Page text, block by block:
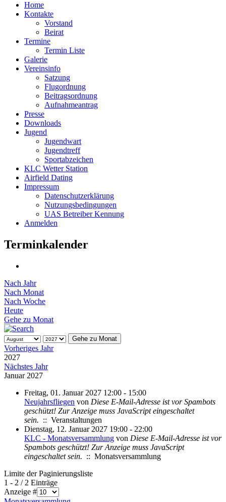
Home
Kontakte
Vorstand
Beirat
Termine
Termin Liste
Galerie
Vereinsinfo
Satzung
Flugordnung
Beitragsordnung
Aufnahmeantrag
Presse
Downloads
Jugend
Jugendwart
Jugendtreff
Sportabzeichen
KLC Wetter Station
Airfield Dating
Impressum
Datenschutzerklärung
Nutzungsbedingungen
UAS Betreiber Kennung
Anmelden
Terminkalender
Nach Jahr
Nach Monat
Nach Woche
Heute
Gehe zu Monat
Gehe zu Monat
Vorheriges Jahr
2027
Nächstes Jahr
Januar 2027
Freitag, 01. Januar 2027 12:00 - 15:00
Neujahrsfliegen von Diese E-Mail-Adresse ist vor Spambots
geschützt! Zur Anzeige muss JavaScript eingeschaltet
sein. :: Veranstaltungen
Dienstag, 12. Januar 2027 19:00 - 22:00
KLC - Monatsversammlung von Diese E-Mail-Adresse ist vor
Spambots geschützt! Zur Anzeige muss JavaScript
eingeschaltet sein. :: Monatsversammlung
Limite der Paginierungsliste
1 - 2 / 2 Einträge
Anzeige #